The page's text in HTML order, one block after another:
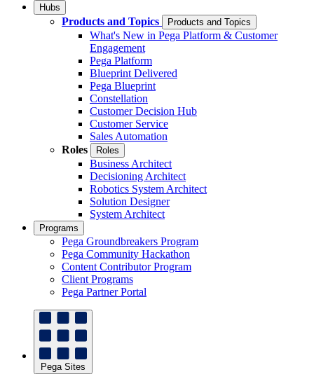
Hubs
Products and Topics Products and Topics
What's New in Pega Platform & Customer
Engagement
Pega Platform
Blueprint Delivered
Pega Blueprint
Constellation
Customer Decision Hub
Customer Service
Sales Automation
Roles
Roles
Business Architect
Decisioning Architect
Robotics System Architect
Solution Designer
System Architect
Programs
Pega Groundbreakers Program
Pega Community Hackathon
Content Contributor Program
Client Programs
Pega Partner Portal
Pega Sites